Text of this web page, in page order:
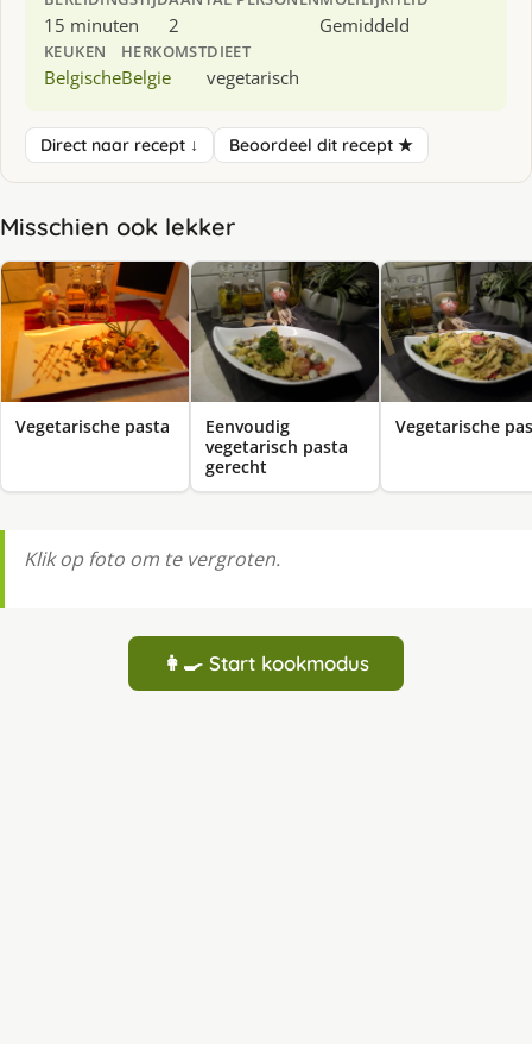
15 minuten 2 Gemiddeld
KEUKEN
Belgische
HERKOMST
Belgie
DIEET
vegetarisch
Direct naar recept ↓ Beoordeel dit recept ★
Misschien ook lekker
Vegetarische pasta
Eenvoudig
vegetarisch pasta
gerecht
Vegetarische
Klik op foto om te vergroten.
👩‍🍳 Start kookmodus